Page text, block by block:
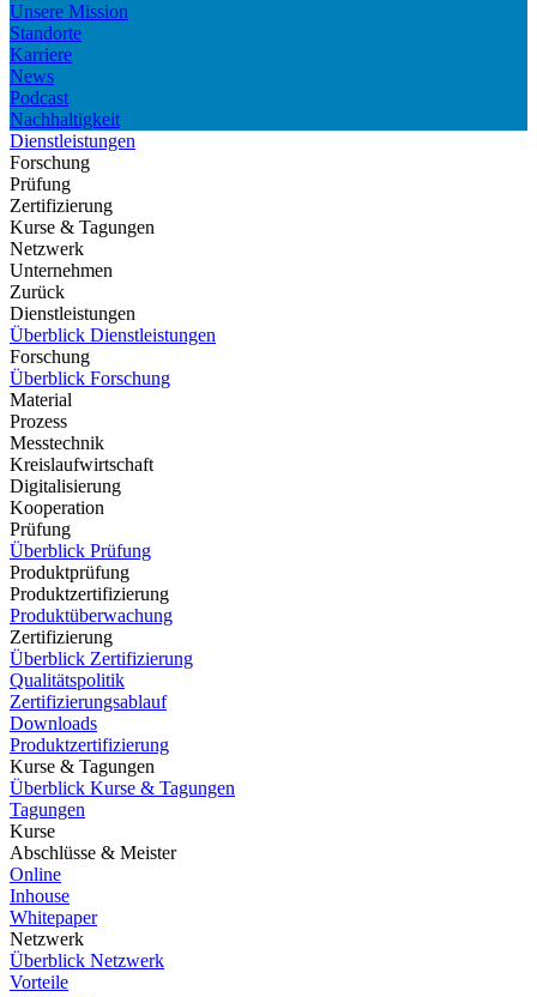
Unsere Mission
Standorte
Karriere
News
Podcast
Nachhaltigkeit
Dienstleistungen
Forschung
Prüfung
Zertifizierung
Kurse & Tagungen
Netzwerk
Unternehmen
Zurück
Dienstleistungen
Überblick Dienstleistungen
Forschung
Überblick Forschung
Material
Prozess
Messtechnik
Kreislaufwirtschaft
Digitalisierung
Kooperation
Prüfung
Überblick Prüfung
Produktprüfung
Produktzertifizierung
Produktüberwachung
Zertifizierung
Überblick Zertifizierung
Qualitätspolitik
Zertifizierungsablauf
Downloads
Produktzertifizierung
Kurse & Tagungen
Überblick Kurse & Tagungen
Tagungen
Kurse
Abschlüsse & Meister
Online
Inhouse
Whitepaper
Netzwerk
Überblick Netzwerk
Vorteile